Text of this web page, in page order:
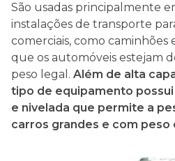
São usadas principalmente
instalações de transporte
comerciais, como caminhões
que os automóveis estejam
peso legal. Além de alta
tipo de equipamento
e nivelada que permite a
carros grandes e com peso